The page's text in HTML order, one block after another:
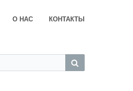
О НАС КОНТАКТЫ